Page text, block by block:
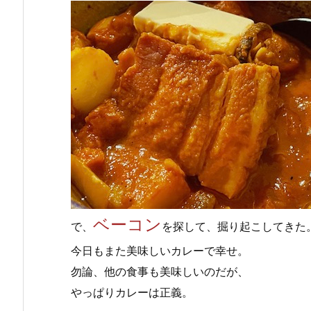
で、 ベーコン を探して、掘り起こしてきた
今日もまた美味しいカレーで幸せ。
勿論、他の食事も美味しいのだが、
やっぱりカレーは正義。